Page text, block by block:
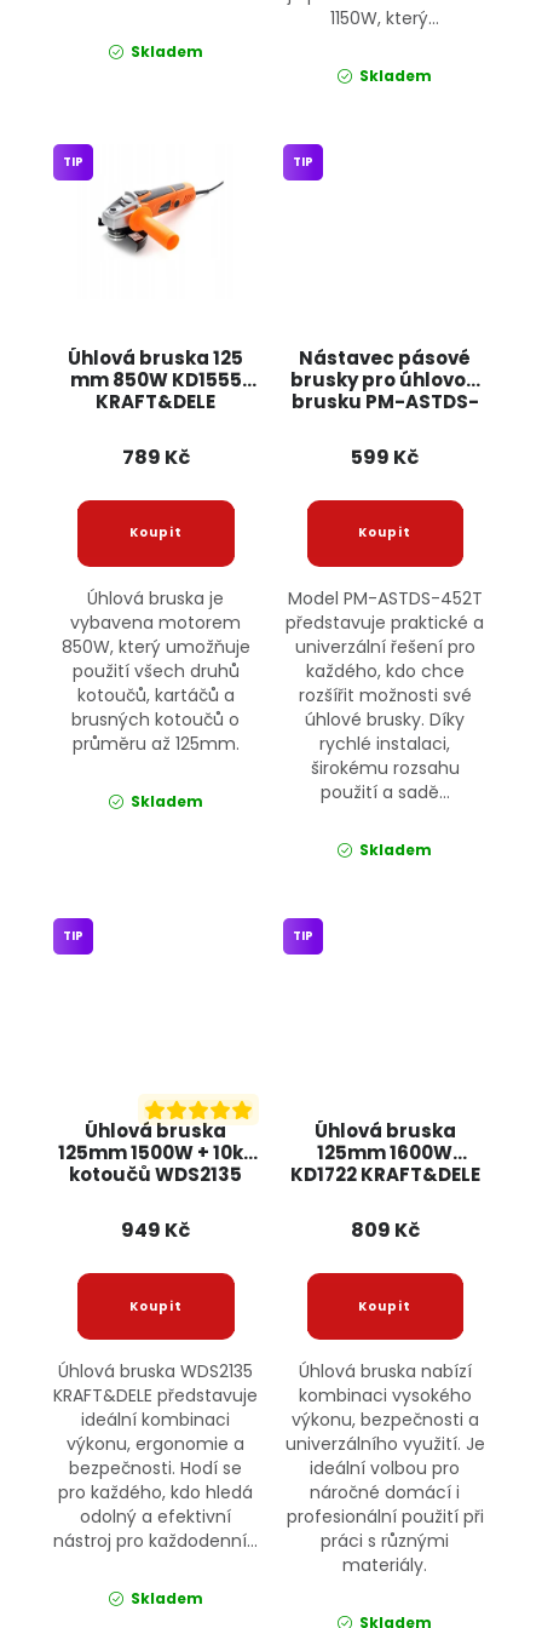
Skladem
1150W, který...
Skladem
Úhlová bruska 125
mm 850W KD1555
KRAFT&DELE
TIP
789 Kč
Úhlová bruska je
vybavena motorem
850W, který umožňuje
použití všech druhů
kotoučů, kartáčů a
brusných kotoučů o
průměru až 125mm.
Skladem
Nástavec pásové
brusky pro úhlovou
brusku PM-ASTDS-
TIP
599 Kč
Model PM-ASTDS-452T
představuje praktické a
univerzální řešení pro
každého, kdo chce
rozšířit možnosti své
úhlové brusky. Díky
rychlé instalaci,
širokému rozsahu
použití a sadě...
Skladem
Úhlová bruska
125mm 1500W + 10ks
kotoučů WDS2135
TIP
949 Kč
Úhlová bruska WDS2135
KRAFT&DELE představuje
ideální kombinaci
výkonu, ergonomie a
bezpečnosti. Hodí se
pro každého, kdo hledá
odolný a efektivní
nástroj pro každodenní...
Skladem
Úhlová bruska
125mm 1600W
KD1722 KRAFT&DELE
TIP
809 Kč
Úhlová bruska nabízí
kombinaci vysokého
výkonu, bezpečnosti a
univerzálního využití. Je
ideální volbou pro
náročné domácí i
profesionální použití při
práci s různými
materiály.
Skladem